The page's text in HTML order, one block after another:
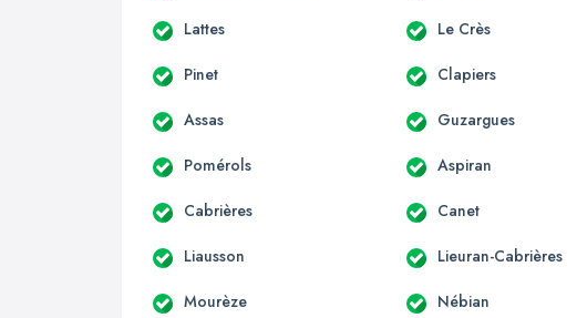
Lattes Le Crès
Pinet Clapiers
Assas Guzargues
Pomérols Aspiran
Cabrières Canet
Liausson Lieuran-Cabrières
Mourèze Nébian